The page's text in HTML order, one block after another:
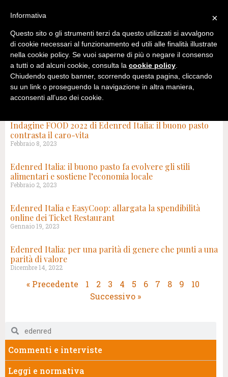
Indagine FOOD 2022 di Edenred Italia: il buono pasto
contrasta il caro-vita
Febbraio 8, 2023
Edenred Italia: il buono pasto fa evolvere gli stili
alimentari e sostiene l’economia locale
Febbraio 2, 2023
Edenred Italia e EasyCoop: allargata la spendibilità
online dei Ticket Restaurant
Gennaio 19, 2023
Edenred Italia: per una parità di genere che punti a una
parità di valore
Dicembre 14, 2022
« Precedente 1 2 3 4 5 6 7 8 9
10
Successivo »
Commenti e interviste
Leggi e normativa
×
Informativa
Questo sito o gli strumenti terzi da questo utilizzati si avvalgono
di cookie necessari al funzionamento ed utili alle finalità illustrate
nella cookie policy. Se vuoi saperne di più o negare il consenso
a tutti o ad alcuni cookie, consulta la cookie policy.
Chiudendo questo banner, scorrendo questa pagina, cliccando
su un link o proseguendo la navigazione in altra maniera,
acconsenti all’uso dei cookie.